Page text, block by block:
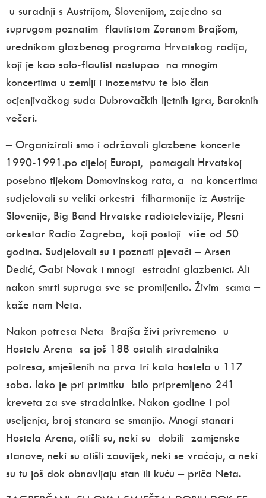
u suradnji s Austrijom, Slovenijom, zajedno sa
suprugom poznatim flautistom Zoranom Brajšom,
urednikom glazbenog programa Hrvatskog radija,
koji je kao solo-flautist nastupao na mnogim
koncertima u zemlji i inozemstvu te bio član
ocjenjivačkog suda Dubrovačkih ljetnih igra, Baroknih
večeri.
– Organizirali smo i održavali glazbene koncerte
1990-1991.po cijeloj Europi, pomagali Hrvatskoj
posebno tijekom Domovinskog rata, a na koncertima
sudjelovali su veliki orkestri filharmonije iz Austrije
Slovenije, Big Band Hrvatske radiotelevizije, Plesni
orkestar Radio Zagreba, koji postoji više od 50
godina. Sudjelovali su i poznati pjevači – Arsen
Dedić, Gabi Novak i mnogi estradni glazbenici. Ali
nakon smrti supruga sve se promijenilo. Živim sama –
kaže nam Neta.
Nakon potresa Neta Brajša živi privremeno u
Hostelu Arena sa još 188 ostalih stradalnika
potresa, smještenih na prva tri kata hostela u 117
soba. Iako je pri primitku bilo pripremljeno 241
kreveta za sve stradalnike. Nakon godine i pol
useljenja, broj stanara se smanjio. Mnogi stanari
Hostela Arena, otišli su, neki su dobili zamjenske
stanove, neki su otišli zauvijek, neki se vraćaju, a neki
su tu još dok obnavljaju stan ili kuću – priča Neta.